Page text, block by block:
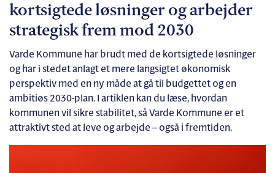
kortsigtede løsninger og arbejder
strategisk frem mod 2030
Varde Kommune har brudt med de kortsigtede løsninger
og har i stedet anlagt et mere langsigtet økonomisk
perspektiv med en ny måde at gå til budgettet og en
ambitiøs 2030-plan. I artiklen kan du læse, hvordan
kommunen vil sikre stabilitet, så Varde Kommune er et
attraktivt sted at leve og arbejde – også i fremtiden.